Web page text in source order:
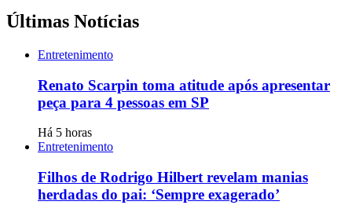
Últimas Notícias
Entretenimento
Renato Scarpin toma atitude após apresentar
peça para 4 pessoas em SP
Há 5 horas
Entretenimento
Filhos de Rodrigo Hilbert revelam manias
herdadas do pai: ‘Sempre exagerado’